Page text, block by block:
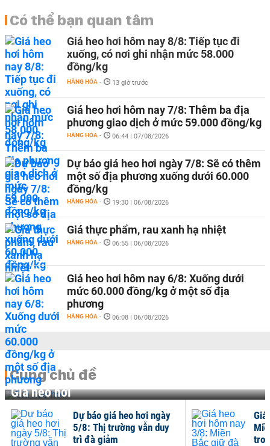
Có thể bạn quan tâm
Giá heo hơi hôm nay 8/8: Tiếp tục đi
xuống, có nơi ghi nhận mức 58.000
đồng/kg
HÀNG HÓA - 13 giờ trước
Giá heo hơi hôm nay 7/8: Thêm ba địa
phương giao dịch ở mức 59.000 đồng/kg
HÀNG HÓA - 06:44 | 07/08/2026
Dự báo giá heo hơi ngày 7/8: Sẽ có thêm
một số địa phương xuống dưới 60.000
đồng/kg
HÀNG HÓA - 19:30 | 06/08/2026
Giá thực phẩm, rau xanh hạ nhiệt
HÀNG HÓA - 06:55 | 06/08/2026
Giá heo hơi hôm nay 6/8: Xuống dưới
mức 60.000 đồng/kg ở một số địa
phương
HÀNG HÓA - 06:08 | 06/08/2026
Cùng chủ đề
Giá heo hơi
Dự báo giá heo hơi ngày
5/8: Thị trường vẫn duy
trì đà giảm